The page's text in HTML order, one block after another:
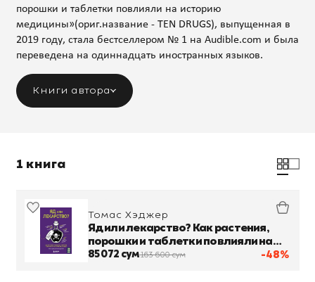
порошки и таблетки повлияли на историю
медицины»(ориг.название - TEN DRUGS), выпущенная в
2019 году, стала бестселлером № 1 на Audible.com и была
переведена на одиннадцать иностранных языков.
Книги автора
1 книга
-48%
Томас Хэджер
Яд или лекарство? Как растения,
порошки и таблетки повлияли на
историю медицины
85 072 сум163 600 сум